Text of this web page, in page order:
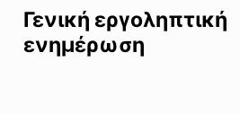
Γενική εργοληπτική
ενημέρωση